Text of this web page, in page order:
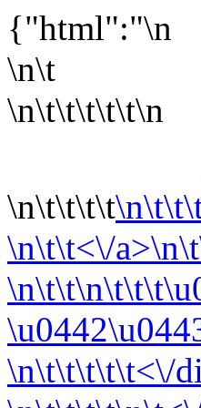
{"html":"\n
\n\t
\n\t\t\t\t\t\n
\n\t\t\t\t
\n\t\t<\/
\n\t\t
\n\t\t\t\t\t<\/